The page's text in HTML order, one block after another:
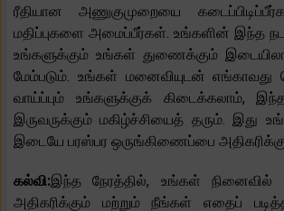
ரீதியான அணுகுமுறையை
மதிப்புகளை அமைப்பீர்கள். உங்களின் இந்த
உங்களுக்கும் உங்கள் துணைக்கும்
மேம்படும். உங்கள் மனைவியுடன் எங்காவது
வாய்ப்பும் உங்களுக்குக் கிடைக்கலாம்,
இருவருக்கும் மகிழ்ச்சியைத் தரும். இது
இடையே பரஸ்பர ஒருங்கிணைப்பை
கல்வி:இந்த நேரத்தில், உங்கள்
அதிகரிக்கும் மற்றும் நீங்கள் எதைப்